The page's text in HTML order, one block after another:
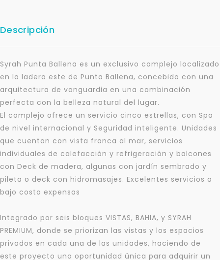
Descripción
Syrah Punta Ballena es un exclusivo complejo localizado
en la ladera este de Punta Ballena, concebido con una
arquitectura de vanguardia en una combinación
perfecta con la belleza natural del lugar.
El complejo ofrece un servicio cinco estrellas, con Spa
de nivel internacional y Seguridad inteligente. Unidades
que cuentan con vista franca al mar, servicios
individuales de calefacción y refrigeración y balcones
con Deck de madera, algunas con jardín sembrado y
pileta o deck con hidromasajes. Excelentes servicios a
bajo costo expensas
Integrado por seis bloques VISTAS, BAHIA, y SYRAH
PREMIUM, donde se priorizan las vistas y los espacios
privados en cada una de las unidades, haciendo de
este proyecto una oportunidad única para adquirir un